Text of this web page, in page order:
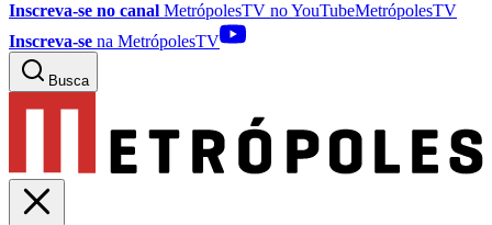
Inscreva-se no canal MetrópolesTV noYouTubeMetrópolesTV
Inscreva-se na MetrópolesTV
Busca